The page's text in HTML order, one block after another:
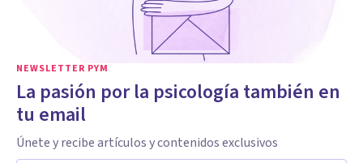
NEWSLETTER PYM
La pasión por la psicología también en
tu email
Únete y recibe artículos y contenidos exclusivos